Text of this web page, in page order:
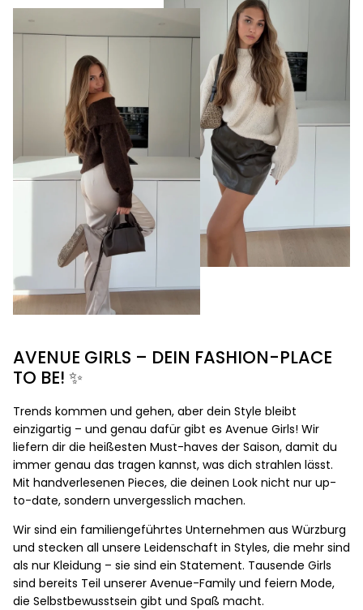
AVENUE GIRLS – DEIN FASHION-PLACE
TO BE! ✨
Trends kommen und gehen, aber dein Style bleibt
einzigartig – und genau dafür gibt es Avenue Girls! Wir
liefern dir die heißesten Must-haves der Saison, damit du
immer genau das tragen kannst, was dich strahlen lässt.
Mit handverlesenen Pieces, die deinen Look nicht nur up-
to-date, sondern unvergesslich machen.
Wir sind ein familiengeführtes Unternehmen aus Würzburg
und stecken all unsere Leidenschaft in Styles, die mehr sind
als nur Kleidung – sie sind ein Statement. Tausende Girls
sind bereits Teil unserer Avenue-Family und feiern Mode,
die Selbstbewusstsein gibt und Spaß macht.